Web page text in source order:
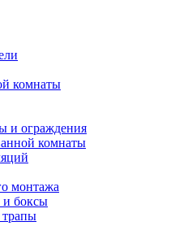
комнаты
и ограждения
комнаты
монтажа
боксы